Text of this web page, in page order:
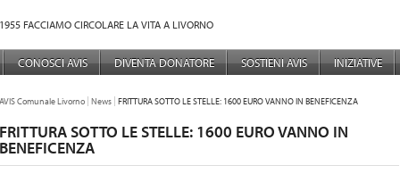
FACCIAMO CIRCOLARE LA VITA A LIVORNO
PRINCIPALE
CONOSCI AVIS DIVENTA DONATORE SOSTIENI AVIS INIZIATIVE
TU SEI QUI:
AVIS Comunale Livorno News FRITTURA SOTTO LE STELLE: 1600 EURO VANNO IN BENEFICENZA
FRITTURA SOTTO LE STELLE: 1600 EURO VANNO IN
BENEFICENZA